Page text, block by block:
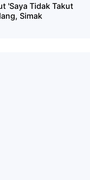
'Saya Tidak Takut
Simak